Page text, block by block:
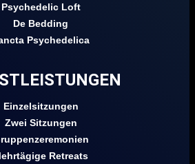
Psychedelic Loft
De Bedding
Psychedelica
Einzelsitzungen
Zwei Sitzungen
Retreats